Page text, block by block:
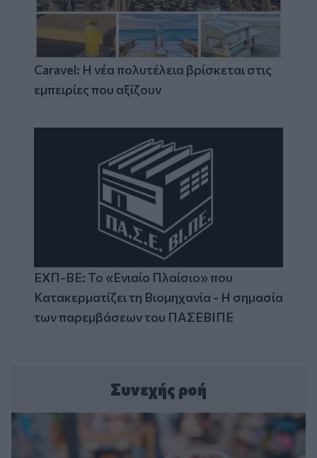
Caravel: Η νέα πολυτέλεια βρίσκεται στις
εμπειρίες που αξίζουν
ΕΧΠ-ΒΕ: Το «Ενιαίο Πλαίσιο» που
Κατακερματίζει τη Βιομηχανία - Η σημασία
των παρεμβάσεων του ΠΑΣΕΒΙΠΕ
Συνεχής ροή